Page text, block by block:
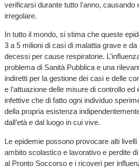
verificarsi durante tutto l'anno, causando
irregolare.
In tutto il mondo, si stima che queste
3 a 5 milioni di casi di malattia grave e
decessi per cause respiratorie.
problema di Sanità Pubblica e una
indiretti per la gestione dei casi e delle
e l’attuazione delle misure di controllo ed
infettive che di fatto ogni individuo
della propria esistenza
dall’età e dal luogo in cui vive.
Le epidemie possono provocare alti
ambito scolastico e lavorativo e perdite
al Pronto Soccorso e i ricoveri per